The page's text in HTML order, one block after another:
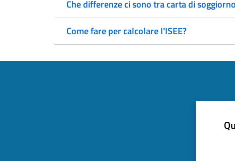
Che differenze ci sono tra carta di
Come fare per calcolare l'ISEE?